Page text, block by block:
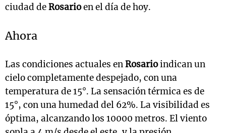
ciudad deRosarioen el día de hoy.
Ahora
Las condiciones actuales enRosarioindican un
cielo completamente despejado, con una
temperatura de 15°. La sensación térmica es de
15°, con una humedad del 62%. La visibilidad es
óptima, alcanzando los 10000 metros. El viento